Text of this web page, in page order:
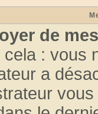
de
: vous
a